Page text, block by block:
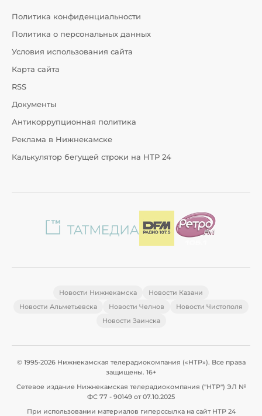
Политика конфиденциальности
Политика о персональных данных
Условия использования сайта
Карта сайта
RSS
Документы
Антикоррупционная политика
Реклама в Нижнекамске
Калькулятор бегущей строки на НТР 24
Новости Нижнекамска
Новости Казани
Новости Альметьевска
Новости Челнов
Новости Чистополя
Новости Заинска
© 1995-2026 Нижнекамская телерадиокомпания («НТР»). Все права
защищены. 16+
Сетевое издание Нижнекамская телерадиокомпания ("НТР") ЭЛ №
ФС 77 - 90149 от 07.10.2025
При использовании материалов гиперссылка на сайт НТР 24